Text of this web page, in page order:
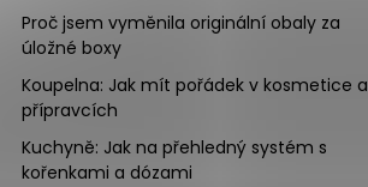
Proč jsem vyměnila originální obaly za
úložné boxy
Koupelna: Jak mít pořádek v kosmetice a
přípravcích
Kuchyně: Jak na přehledný systém s
kořenkami a dózami